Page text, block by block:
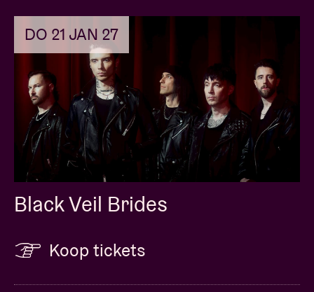
DO 21 JAN 27
Black Veil Brides
Koop tickets